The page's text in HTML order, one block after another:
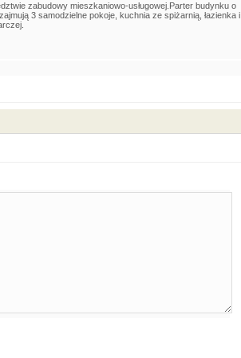
zabudowy mieszkaniowo-usługowej.Parter budynku o
3 samodzielne pokoje, kuchnia ze spiżarnią, łazienka i